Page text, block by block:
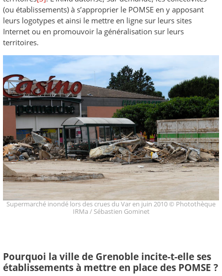
(ou établissements) à s’approprier le POMSE en y apposant
leurs logotypes et ainsi le mettre en ligne sur leurs sites
Internet ou en promouvoir la généralisation sur leurs
territoires.
Supermarché inondé lors des crues du Var en juin 2010 © Photothèque
IRMa / Sébastien Gominet
Pourquoi la ville de Grenoble incite-t-elle ses
établissements à mettre en place des POMSE ?